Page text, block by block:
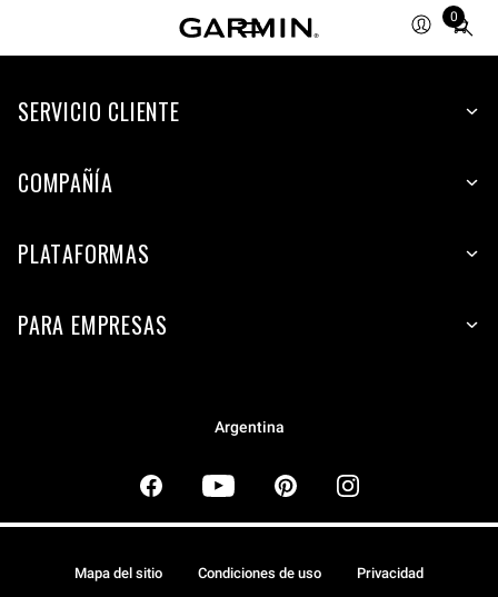
0
Total
items
cart:
SERVICIO CLIENTE
COMPAÑÍA
PLATAFORMAS
PARA EMPRESAS
Argentina
Mapa del sitio Condiciones de uso Privacidad